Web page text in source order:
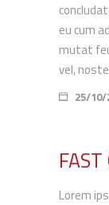
eu cum
mutat
vel,
25/10/
Lorem